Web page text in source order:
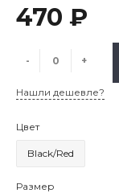
470 ₽
- +
Нашли дешевле?
Цвет
Black/Red
Размер